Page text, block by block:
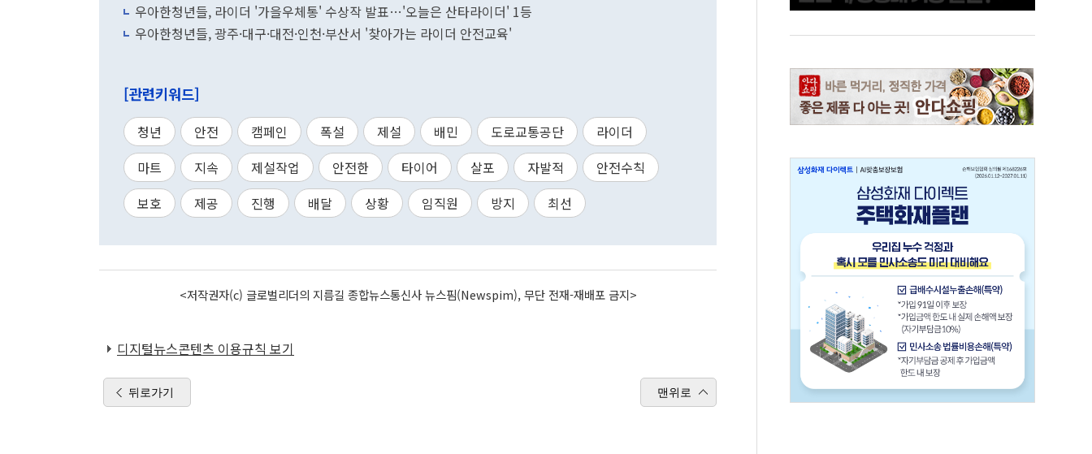
우아한청년들, 라이더 '가을우체통' 수상작 발표…'오늘은 산타라이더' 1등
우아한청년들, 광주·대구·대전·인천·부산서 '찾아가는 라이더 안전교육'
[관련키워드]
청년 안전 캠페인 폭설 제설 배민 도로교통공단
라이더
마트
지속 제설작업 안전한 타이어 살포 자발적
안전수칙
보호
제공 진행 배달 상황 임직원 방지 최선
<저작권자(c) 글로벌리더의 지름길 종합뉴스통신사 뉴스핌(Newspim), 무단 전재-재배포 금지>
디지털뉴스콘텐츠 이용규칙 보기
뒤로가기 맨위로
당대표·최고위원 후보 제주 합동연설회